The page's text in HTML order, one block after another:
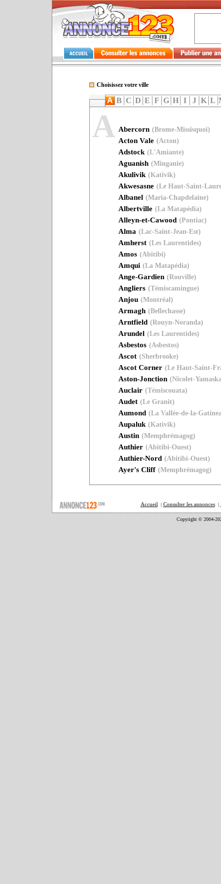
Choisissez votre ville
A B C D E F G H I J K L
A Abercorn (Brome-Missisquoi)
Acton Vale (Acton)
Adstock (L'Amiante)
Aguanish (Minganie)
Akulivik (Kativik)
Akwesasne (Le Haut-Saint-
Albanel (Maria-Chapdelaine)
Albertville (La Matapédia)
Alleyn-et-Cawood (Pontiac)
Alma (Lac-Saint-Jean-Est)
Amherst (Les Laurentides)
Amos (Abitibi)
Amqui (La Matapédia)
Ange-Gardien (Rouville)
Angliers (Témiscamingue)
Anjou (Montréal)
Armagh (Bellechasse)
Arntfield (Rouyn-Noranda)
Arundel (Les Laurentides)
Asbestos (Asbestos)
Ascot (Sherbrooke)
Ascot Corner (Le Haut-Saint-
Aston-Jonction (Nicolet-
Auclair (Témiscouata)
Audet (Le Granit)
Aumond (La Vallée-de-la-
Aupaluk (Kativik)
Austin (Memphrémagog)
Authier (Abitibi-Ouest)
Authier-Nord (Abitibi-Ouest)
Ayer's Cliff (Memphrémagog)
Accueil | Consulter les annonces|
Copyright © 2004-